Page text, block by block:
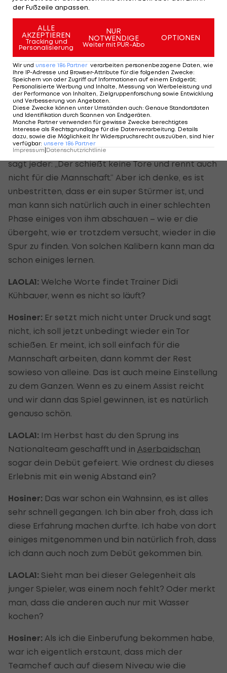
LAOLA1-Interviewgesagt, dass du versuchst, dir im
TV etwas von Top-Stürmern wie Mario Gomez
abzuschauen. Kann man von solchen Kalibern auch
den Umgang mit Phasen, in denen es nicht so läuft,
lernen?
Hosiner: Sicherlich. Auch bei Mario Gomez war es
nicht die ganze Saison so, dass er wie am
Fließband getroffen hat. Da gibt es dann auch
schnell Kritik - vielleicht sogar vom eigenen Verein,
weil er nicht so viel für die Mannschaft läuft. Das
schaut dann blöd aus, wenn er nicht trifft, dann
sagt jeder: „Der schießt keine Tore und rennt auch
nicht für die Mannschaft.“ Aber ich denke, es ist
unbestritten, dass er ein super Stürmer ist, und
man kann sich natürlich auch in einer schlechten
Phase einiges von ihm abschauen – wie er die
übergeht, wie er trotzdem versucht, wieder in die
Spur zu finden. Von solchen Kalibern kann man da
schon einiges lernen.
LAOLA1: Welche Worte findet Trainer Didi
Kühbauer, wenn es nicht so läuft?
Hosiner: Er setzt mich nicht unter Druck und sagt
nicht, ich soll jetzt unbedingt wieder ein Tor
schießen. Er meint, ich soll einfach für die
Mannschaft arbeiten, dann kommt der Rest
sowieso von alleine. Das ist auch meine Einstellung
zu dem Ganzen. Wenn es zu einem Assist reicht
und wir dann das Spiel gewinnen, ist es natürlich
genauso schön.
LAOLA1: Im Herbst hast du den Sprung ins
Nationalteam geschafft und in Aserbaidschan
sogar dein Debüt gefeiert. Wie ordnest du dieses
Erlebnis mit ein wenig Abstand ein?
Hosiner: Das war schon ein Wahnsinn, es ist alles
sehr schnell gegangen. Ich bin aber froh, dass ich
diese Erfahrung machen durfte. Ich habe von dort
einiges mitgenommen und bin natürlich froh, dass
ich dann auch noch zum Debüt gekommen bin.
LAOLA1: Sieht man bei dieser Gelegenheit als
junger Spieler, was einem noch fehlt? Oder merkt
man, dass die anderen auch nur mit Wasser
kochen?
Hosiner: Als ich die Einberufung bekommen habe,
war ich eigentlich erstaunt, dass mich der
Teamchef auch auf diesem Niveau wie die
der Fußzeile anpassen.
ALLE
AKZEPTIEREN
Tracking und
Personalisierung
NUR
NOTWENDIGE
Weiter mit PUR-Abo
OPTIONEN
Wir und unsere 186 Partner verarbeiten personenbezogene Daten, wie
Ihre IP-Adresse und Browser-Attribute für die folgenden Zwecke:
Speichern von oder Zugriff auf Informationen auf einem Endgerät;
Personalisierte Werbung und Inhalte, Messung von Werbeleistung und
der Performance von Inhalten, Zielgruppenforschung sowie Entwicklung
und Verbesserung von Angeboten.
Diese Zwecke können unter Umständen auch: Genaue Standortdaten
und Identifikation durch Scannen von Endgeräten.
Manche Partner verwenden für gewisse Zwecke berechtigtes
Interesse als Rechtsgrundlage für die Datenverarbeitung. Details
dazu, sowie die Möglichkeit Ihr Widerspruchsrecht auszuüben, sind hier
verfügbar: unsere 186 Partner
Impressum Datenschutzrichtlinie